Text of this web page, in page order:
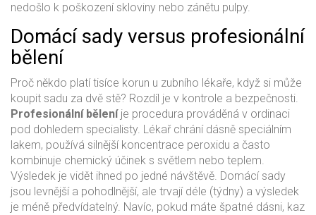
nedošlo k poškození skloviny nebo zánětu pulpy.
Domácí sady versus profesionální
bělení
Proč někdo platí tisíce korun u zubního lékaře, když si může
koupit sadu za dvě stě? Rozdíl je v kontrole a bezpečnosti.
Profesionální běleníje procedura prováděná v ordinaci
pod dohledem specialisty. Lékař chrání dásně speciálním
lakem, používá silnější koncentrace peroxidu a často
kombinuje chemický účinek s světlem nebo teplem.
Výsledek je vidět ihned po jedné návštěvě. Domácí sady
jsou levnější a pohodlnější, ale trvají déle (týdny) a výsledek
je méně předvídatelný. Navíc, pokud máte špatné dásni, kaz